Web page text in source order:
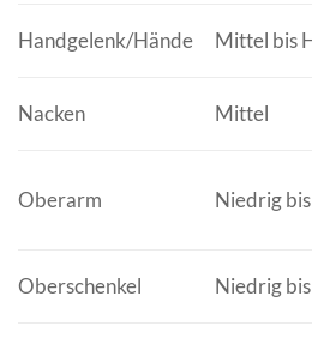
Handgelenk/Hände Mittel bis
Nacken Mittel
Oberarm Niedrig
Oberschenkel Niedrig